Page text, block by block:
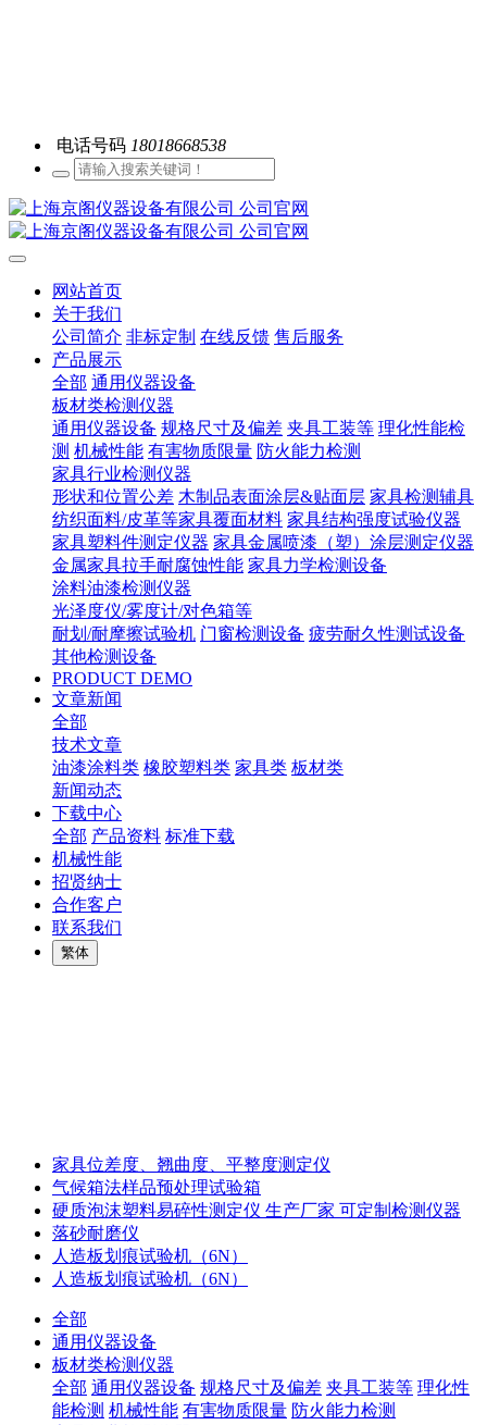
电话号码 18018668538
网站首页
关于我们
公司简介 非标定制 在线反馈 售后服务
产品展示
全部 通用仪器设备
板材类检测仪器
通用仪器设备 规格尺寸及偏差 夹具工装等 理化性能检
测 机械性能 有害物质限量 防火能力检测
家具行业检测仪器
形状和位置公差 木制品表面涂层&贴面层 家具检测辅具
纺织面料/皮革等家具覆面材料 家具结构强度试验仪器
家具塑料件测定仪器 家具金属喷漆（塑）涂层测定仪器
金属家具拉手耐腐蚀性能 家具力学检测设备
涂料油漆检测仪器
光泽度仪/雾度计/对色箱等
耐划/耐摩擦试验机 门窗检测设备 疲劳耐久性测试设备
其他检测设备
PRODUCT DEMO
文章新闻
全部
技术文章
油漆涂料类 橡胶塑料类 家具类 板材类
新闻动态
下载中心
全部 产品资料 标准下载
机械性能
招贤纳士
合作客户
联系我们
繁体
家具位差度、翘曲度、平整度测定仪
气候箱法样品预处理试验箱
硬质泡沫塑料易碎性测定仪 生产厂家 可定制检测仪器
落砂耐磨仪
人造板划痕试验机（6N）
人造板划痕试验机（6N）
全部
通用仪器设备
板材类检测仪器
全部 通用仪器设备 规格尺寸及偏差 夹具工装等 理化性
能检测 机械性能 有害物质限量 防火能力检测